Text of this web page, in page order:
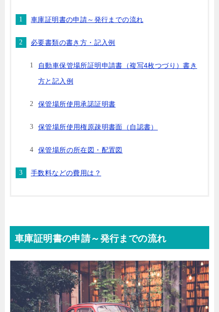
車庫証明書の申請～発行までの流れ
必要書類の書き方・記入例
自動車保管場所証明申請書（複写4枚つづり）書き
方と記入例
保管場所使用承諾証明書
保管場所使用権原疎明書面（自認書）
保管場所の所在図・配置図
手数料などの費用は？
車庫証明書の申請～発行までの流れ